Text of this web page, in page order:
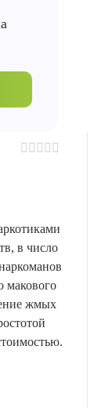
в число
макового
жмых